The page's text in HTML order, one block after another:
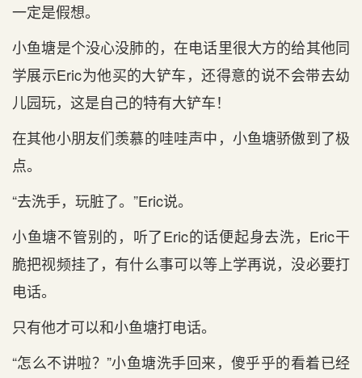
一定是假想。
小鱼塘是个没心没肺的，在电话里很大方的给其他同
学展示Eric为他买的大铲车，还得意的说不会带去幼
儿园玩，这是自己的特有大铲车！
在其他小朋友们羡慕的哇哇声中，小鱼塘骄傲到了极
点。
“去洗手，玩脏了。”Eric说。
小鱼塘不管别的，听了Eric的话便起身去洗，Eric干
脆把视频挂了，有什么事可以等上学再说，没必要打
电话。
只有他才可以和小鱼塘打电话。
“怎么不讲啦？”小鱼塘洗手回来，傻乎乎的看着已经